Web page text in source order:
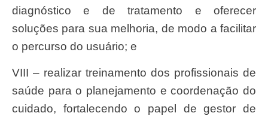
diagnóstico e de tratamento e oferecer
soluções para sua melhoria, de modo a facilitar
o percurso do usuário; e
VIII – realizar treinamento dos profissionais de
saúde para o planejamento e coordenação do
cuidado, fortalecendo o papel de gestor de